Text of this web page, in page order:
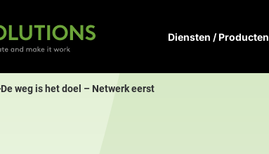
Diensten / Producten
De weg is het doel – Netwerk eerst